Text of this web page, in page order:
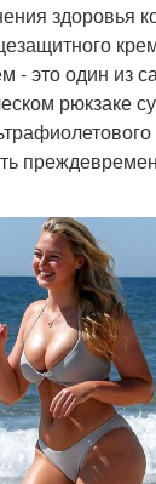
здоровья
- это один из
рюкзаке